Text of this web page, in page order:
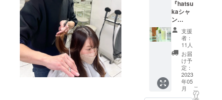
ち着き
あるま
とまる
髪へ ・
hatsuk
HONEY
AND
NATUR
AL OIL
Treatm
ent（50
14,200
円円
（税
込）
シャン
プート
リート
メント
+Liruka
の3点
セット
です。
『hatsu
kaシャ
ン
プー・
トリー
トメン
ト
500ml×
3+Liruk
150ml×
3』各3
支援
者：
11人
お届
け予
定：
2023
年05
月
こ
の
リ